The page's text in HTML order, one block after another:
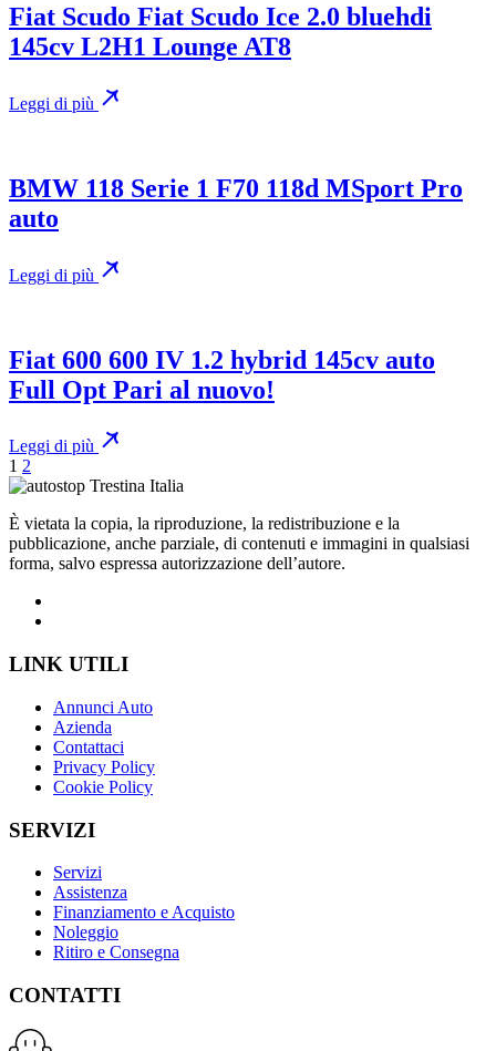
Fiat Scudo Fiat Scudo Ice 2.0 bluehdi
145cv L2H1 Lounge AT8
Leggi di più
BMW 118 Serie 1 F70 118d MSport Pro
auto
Leggi di più
Fiat 600 600 IV 1.2 hybrid 145cv auto
Full Opt Pari al nuovo!
Leggi di più
Paginazione
degli
articoli
1 2
È vietata la copia, la riproduzione, la redistribuzione e la
pubblicazione, anche parziale, di contenuti e immagini in qualsiasi
forma, salvo espressa autorizzazione dell’autore.
LINK UTILI
Annunci Auto
Azienda
Contattaci
Privacy Policy
Cookie Policy
SERVIZI
Servizi
Assistenza
Finanziamento e Acquisto
Noleggio
Ritiro e Consegna
CONTATTI